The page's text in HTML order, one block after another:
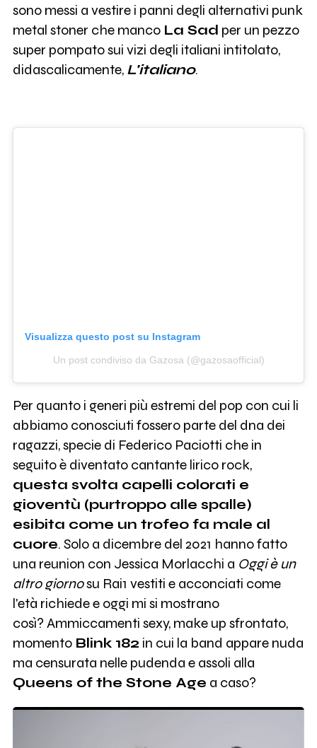
sono messi a vestire i panni degli alternativi punk
metal stoner che manco La Sad per un pezzo
super pompato sui vizi degli italiani intitolato,
didascalicamente, L'italiano.
Visualizza questo post su Instagram
Un post condiviso da Gazosa (@gazosaofficial)
Per quanto i generi più estremi del pop con cui li
abbiamo conosciuti fossero parte del dna dei
ragazzi, specie di Federico Paciotti che in
seguito è diventato cantante lirico rock,
questa svolta capelli colorati e
gioventù (purtroppo alle spalle)
esibita come un trofeo fa male al
cuore. Solo a dicembre del 2021 hanno fatto
una reunion con Jessica Morlacchi a Oggi è un
altro giornosu Rai1 vestiti e acconciati come
l'età richiede e oggi mi si mostrano
così? Ammiccamenti sexy, make up sfrontato,
momento Blink 182 in cui la band appare nuda
ma censurata nelle pudenda e assoli alla
Queens of the Stone Age a caso?